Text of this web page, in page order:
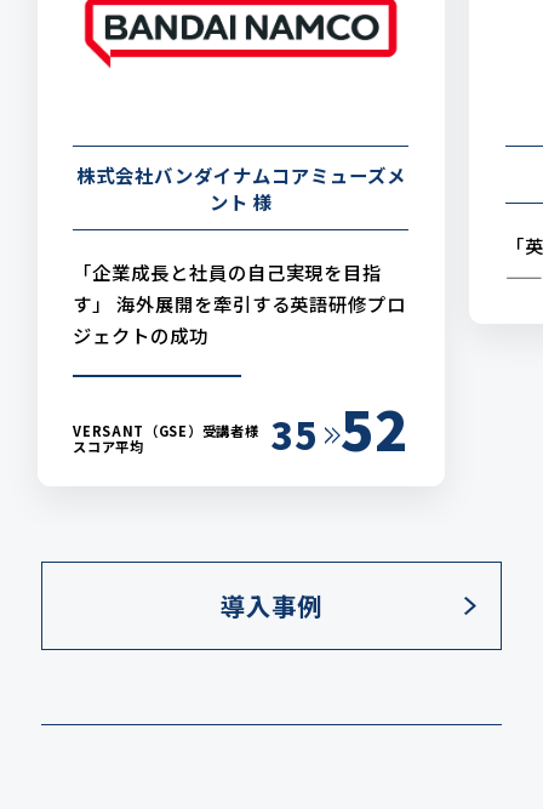
株式会社バンダイナムコアミューズメ
ント 様
「企業成長と社員の自己実現を目指
す」 海外展開を牽引する英語研修プロ
ジェクトの成功
VERSANT（GSE）受講者様
スコア平均
35 52
「
導入事例